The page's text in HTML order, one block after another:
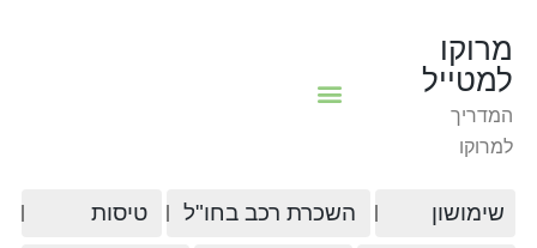
מרוקו
למטייל
המדריך
למרוקו
שימושון השכרת רכב בחו"ל טיסות